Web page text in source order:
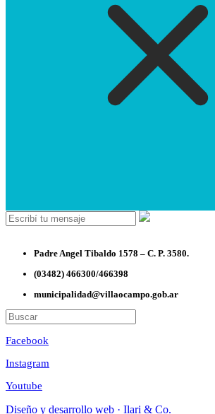
Padre Angel Tibaldo 1578 – C. P. 3580.
(03482) 466300/466398
municipalidad@villaocampo.gob.ar
Facebook
Instagram
Youtube
Diseño y desarrollo web · Ilari & Co.